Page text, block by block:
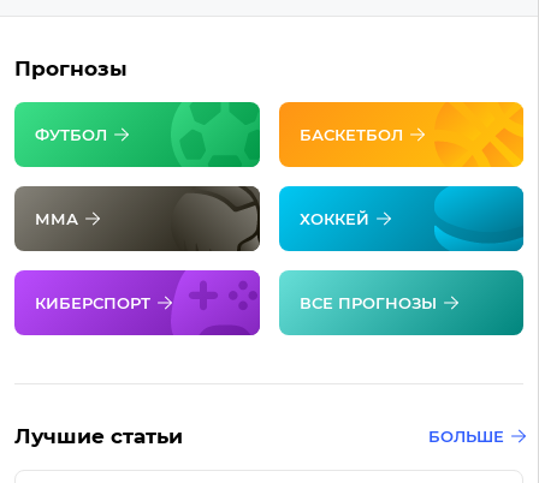
Прогнозы
ФУТБОЛ БАСКЕТБОЛ
ММА ХОККЕЙ
КИБЕРСПОРТ ВСЕ ПРОГНОЗЫ
Лучшие статьи БОЛЬШЕ